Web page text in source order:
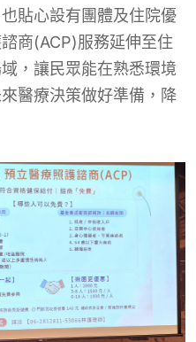
貼心設有團體及住院優
商(ACP)服務延伸至住
，讓民眾能在熟悉環境
醫療決策做好準備，降